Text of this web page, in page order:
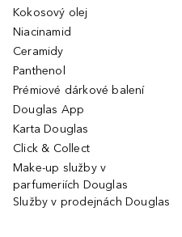
Kokosový olej
Niacinamid
Ceramidy
Panthenol
Prémiové dárkové balení
Douglas App
Karta Douglas
Click & Collect
Make-up služby v
parfumeriích Douglas
Služby v prodejnách Douglas